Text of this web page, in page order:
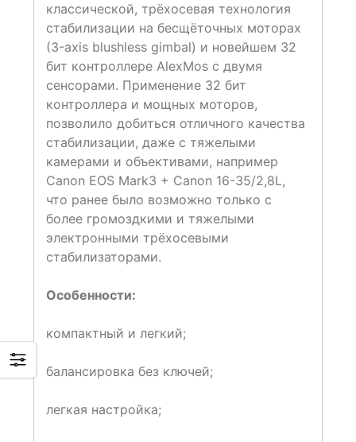
классической, трёхосевая технология
стабилизации на бесщёточных моторах
(3-axis blushless gimbal) и новейшем 32
бит контроллере AlexMos с двумя
сенсорами. Применение 32 бит
контроллера и мощных моторов,
позволило добиться отличного качества
стабилизации, даже с тяжелыми
камерами и объективами, например
Canon EOS Mark3 + Canon 16-35/2,8L,
что ранее было возможно только с
более громоздкими и тяжелыми
электронными трёхосевыми
стабилизаторами.
Особенности:
компактный и легкий;
балансировка без ключей;
легкая настройка;